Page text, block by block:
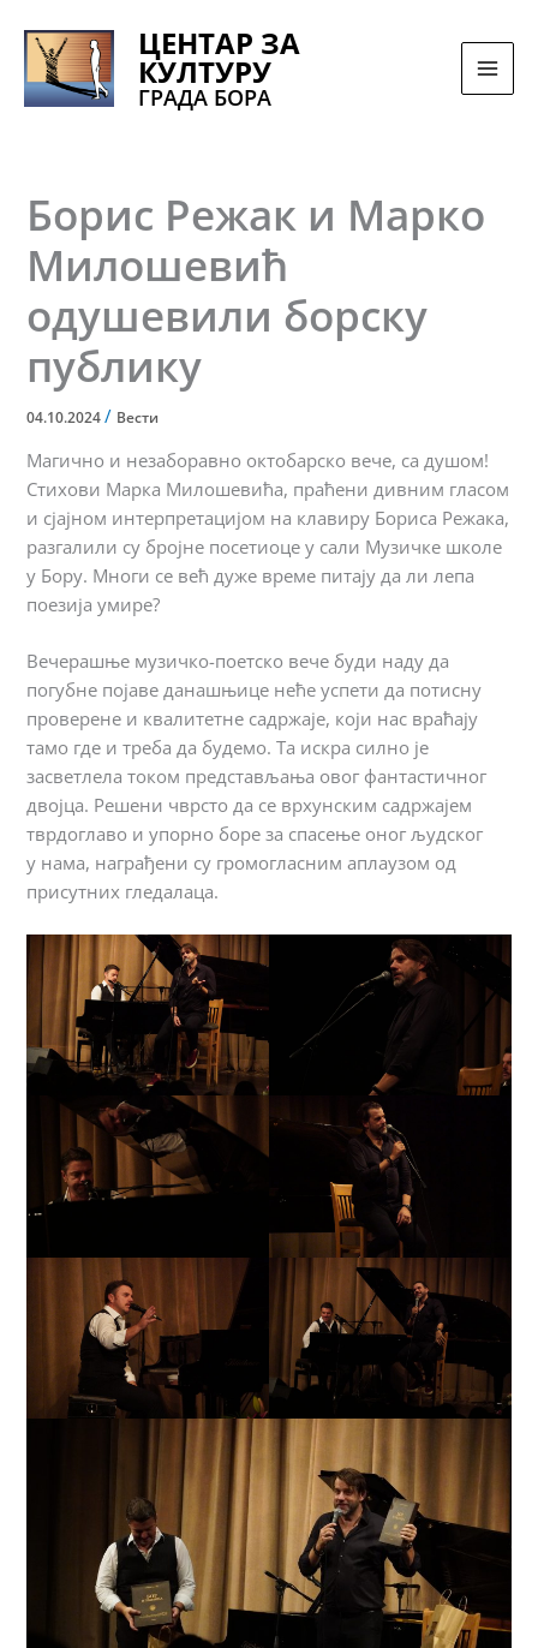
sadržaj
ЦЕНТАР ЗА
КУЛТУРУ
ГРАДА БОРА
Борис Режак и Марко
Милошевић
одушевили борску
публику
04.10.2024/ Вести
Магично и незаборавно октобарско вече, са душом!
Стихови Марка Милошевића, праћени дивним гласом
и сјајном интерпретацијом на клавиру Бориса Режака,
разгалили су бројне посетиоце у сали Музичке школе
у Бору. Многи се већ дуже време питају да ли лепа
поезија умире?
Вечерашње музичко-поетско вече буди наду да
погубне појаве данашњице неће успети да потисну
проверене и квалитетне садржаје, који нас враћају
тамо где и треба да будемо. Та искра силно је
засветлела током представљања овог фантастичног
двојца. Решени чврсто да сe врхунским садржајем
тврдоглаво и упорно боре за спасење оног људског
у нама, награђени су громогласним аплаузом од
присутних гледалаца.